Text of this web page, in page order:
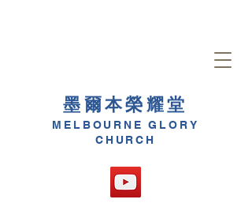
墨爾本榮耀堂
MELBOURNE GLORY
CHURCH